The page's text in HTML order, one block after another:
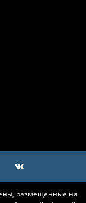
размещенные на